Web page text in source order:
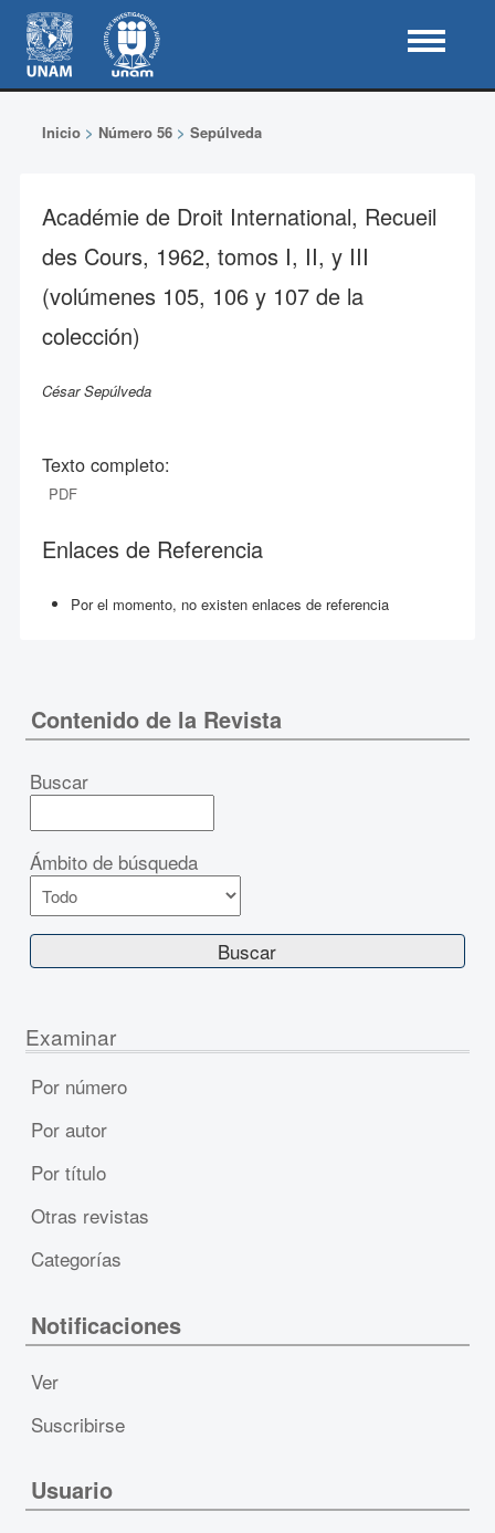
Inicio> Número 56> Sepúlveda
Académie de Droit International, Recueil
des Cours, 1962, tomos I, II, y III
(volúmenes 105, 106 y 107 de la
colección)
César Sepúlveda
Texto completo:
PDF
Enlaces de Referencia
Por el momento, no existen enlaces de referencia
Contenido de la Revista
Buscar
Ámbito de búsqueda
Examinar
Por número
Por autor
Por título
Otras revistas
Categorías
Notificaciones
Ver
Suscribirse
Usuario